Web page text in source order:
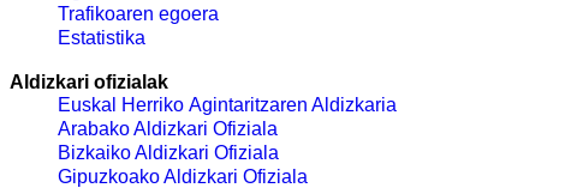
Trafikoaren egoera
Estatistika
Aldizkari ofizialak
Euskal Herriko Agintaritzaren Aldizkaria
Arabako Aldizkari Ofiziala
Bizkaiko Aldizkari Ofiziala
Gipuzkoako Aldizkari Ofiziala